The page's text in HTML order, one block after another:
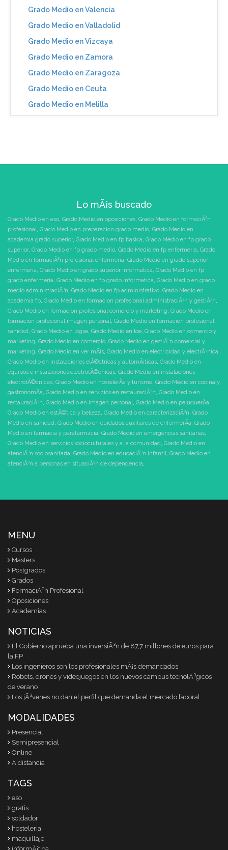
Grado Medio en Valencia
Grado Medio en Valladolid
Grado Medio en Vizcaya
Grado Medio en Zamora
Grado Medio en Zaragoza
Grado Medio en Ceuta
Grado Medio en Melilla
Lo mÃ¡s buscado
Grado Medio en eso, Grado Medio en oposiciones, Grado Medio en formaciÃ³n
profesional, Grado Medio en preparacion grado medio, Grado Medio en
academia grado superior, Grado Medio en fp basica, Grado Medio en fp grado
superior, Grado Medio en fp grado medio, Grado Medio en fp enfermeria, Grado
Medio en formaciÃ³n profesional enfermeria, Grado Medio en grado superior
enfermeria, Grado Medio en grado superior informatica, Grado Medio en fp
grado enfermeria, Grado Medio en fp grado informatica, Grado Medio en grado
medio administraciÃ³n, Grado Medio en fp administrativo, Grado Medio en
academia fp, Grado Medio en formacion profesional administraciÃ³n y gestiÃ³n,
Grado Medio en formacion profesional comercio y marketing, Grado Medio en
formacion profesional imagen personal, Grado Medio en formacion profesional
sanidad, Grado Medio en logse, Grado Medio en loe, Grado Medio en comercio y
marketing, Grado Medio en comercio, Grado Medio en gestiÃ³n comercial y
marketing, Grado Medio en ver mÃ¡s, Grado Medio en electricidad y electrÃ³nica,
Grado Medio en instalaciones elÃ©ctricas y automÃ¡ticas, Grado Medio en
equipos e instalaciones electrotÃ©cnicas, Grado Medio en instalaciones
electrotÃ©cnicas, Grado Medio en hostelerÃ­a y turismo, Grado Medio en cocina y
gastronomÃ­a, Grado Medio en servicios en restauraciÃ³n, Grado Medio en
restauraciÃ³n, Grado Medio en imagen personal, Grado Medio en peluquerÃ­a,
Grado Medio en estÃ©tica y belleza, Grado Medio en caracterizaciÃ³n, Grado
Medio en sanidad, Grado Medio en cuidados auxiliares de enfermerÃ­a, Grado
Medio en farmacia y parafarmacia, Grado Medio en emergencias sanitarias,
Grado Medio en servicios socioculturales y a la comunidad, Grado Medio en
atenciÃ³n sociosanitaria, Grado Medio en educaciÃ³n infantil, Grado Medio en
atenciÃ³n a personas en situaciÃ³n de dependencia,
MENU
Cursos
Masters
Postgrados
Grados
FormaciÃ³n Profesional
Oposiciones
Academias
NOTICIAS
El Gobierno aprueba una inversiÃ³n de 87,7 millones de euros para
la FP
Los ingenieros son los profesionales mÃ¡s demandados
Robots, drones y videojuegos en los nuevos campus tecnolÃ³gicos
de verano
Los jÃ³venes no dan el perfil que demanda el mercado laboral
MODALIDADES
Presencial
Semipresencial
Online
A distancia
TAGS
eso
gratis
soldador
hosteleria
maquillaje